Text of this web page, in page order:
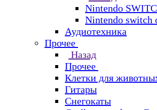
Nintendo
Nintendo switch
Аудиотехника
Прочее
Назад
Прочее
Клетки для
Гитары
Снегокаты